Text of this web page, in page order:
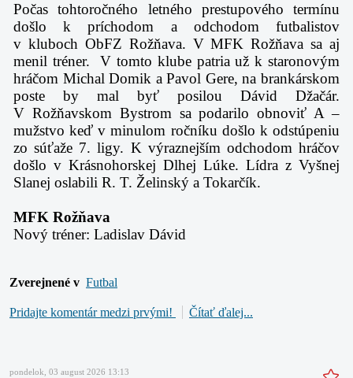
Počas tohtoročného letného prestupového termínu
došlo k príchodom a odchodom futbalistov
v kluboch ObFZ Rožňava. V MFK Rožňava sa aj
menil tréner. V tomto klube patria už k staronovým
hráčom Michal Domik a Pavol Gere, na brankárskom
poste by mal byť posilou Dávid Džačár.
V Rožňavskom Bystrom sa podarilo obnoviť A –
mužstvo keď v minulom ročníku došlo k odstúpeniu
zo súťaže 7. ligy. K výraznejším odchodom hráčov
došlo v Krásnohorskej Dlhej Lúke. Lídra z Vyšnej
Slanej oslabili R. T. Želinský a Tokarčík.
MFK Rožňava
Nový tréner: Ladislav Dávid
Zverejnené v Futbal
Pridajte komentár medzi prvými! Čítať ďalej...
pondelok, 03 august 2026 13:13